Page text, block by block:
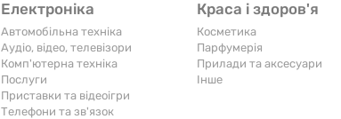
Електроніка
Автомобільна техніка
Аудіо, відео, телевізори
Комп'ютерна техніка
Послуги
Приставки та відеоігри
Телефони та зв'язок
Краса і здоров'я
Косметика
Парфумерія
Прилади та аксесуари
Iнше